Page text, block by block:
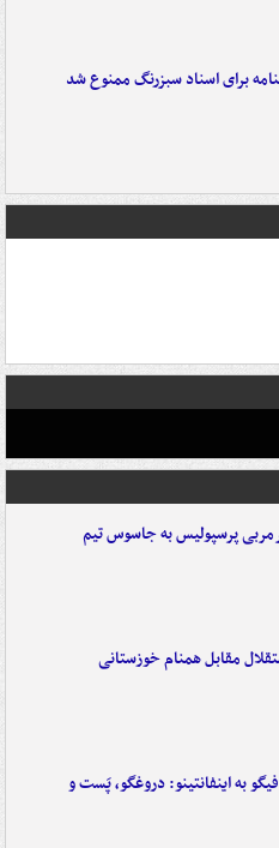
برای اسناد سبزرنگ ممنوع شد
پرسپولیس به جاسوس تیم
مقابل همنام خوزستانی
به اینفانتینو: دروغگو، پَست‌ و